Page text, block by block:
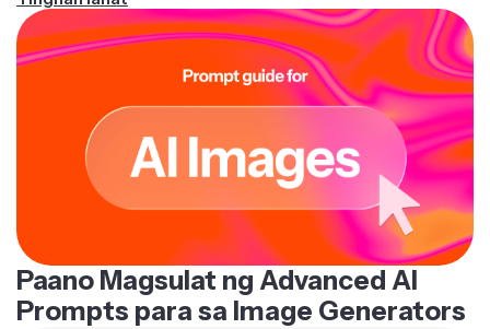
Paano Magsulat ng Advanced AI
Prompts para sa Image Generators